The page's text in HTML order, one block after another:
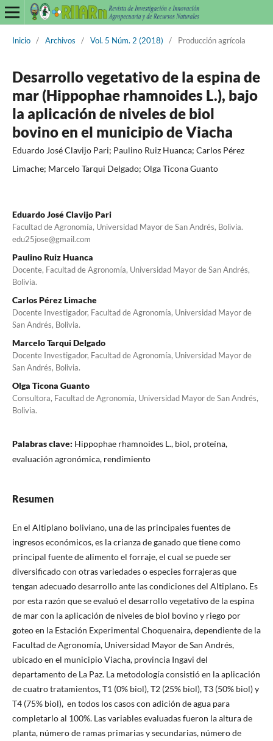
Inicio / Archivos / Vol. 5 Núm. 2 (2018) / Producción agrícola
Desarrollo vegetativo de la espina de
mar (Hippophae rhamnoides L.), bajo
la aplicación de niveles de biol
bovino en el municipio de Viacha
Eduardo José Clavijo Pari; Paulino Ruiz Huanca; Carlos Pérez
Limache; Marcelo Tarqui Delgado; Olga Ticona Guanto
Eduardo José Clavijo Pari
Facultad de Agronomía, Universidad Mayor de San Andrés, Bolivia.
edu25jose@gmail.com
Paulino Ruiz Huanca
Docente, Facultad de Agronomía, Universidad Mayor de San Andrés,
Bolivia.
Carlos Pérez Limache
Docente Investigador, Facultad de Agronomía, Universidad Mayor de
San Andrés, Bolivia.
Marcelo Tarqui Delgado
Docente Investigador, Facultad de Agronomía, Universidad Mayor de
San Andrés, Bolivia.
Olga Ticona Guanto
Consultora, Facultad de Agronomía, Universidad Mayor de San Andrés,
Bolivia.
Palabras clave: Hippophae rhamnoides L., biol, proteína,
evaluación agronómica, rendimiento
Resumen
En el Altiplano boliviano, una de las principales fuentes de
ingresos económicos, es la crianza de ganado que tiene como
principal fuente de alimento el forraje, el cual se puede ser
diversificado con otras variedades o especies forrajeras que
tengan adecuado desarrollo ante las condiciones del Altiplano. Es
por esta razón que se evaluó el desarrollo vegetativo de la espina
de mar con la aplicación de niveles de biol bovino y riego por
goteo en la Estación Experimental Choquenaira, dependiente de la
Facultad de Agronomía, Universidad Mayor de San Andrés,
ubicado en el municipio Viacha, provincia Ingavi del
departamento de La Paz. La metodología consistió en la aplicación
de cuatro tratamientos, T1 (0% biol), T2 (25% biol), T3 (50% biol) y
T4 (75% biol), en todos los casos con adición de agua para
completarlo al 100%. Las variables evaluadas fueron la altura de
planta, número de ramas primarias y secundarias, número de